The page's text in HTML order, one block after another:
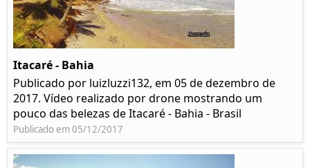
Itacaré - Bahia
Publicado por luizluzzi132, em 05 de dezembro de
2017. Vídeo realizado por drone mostrando um
pouco das belezas de Itacaré - Bahia - Brasil
Publicado em 05/12/2017